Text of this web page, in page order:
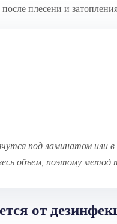
плесени и
под ламинатом
объем, поэтому
от